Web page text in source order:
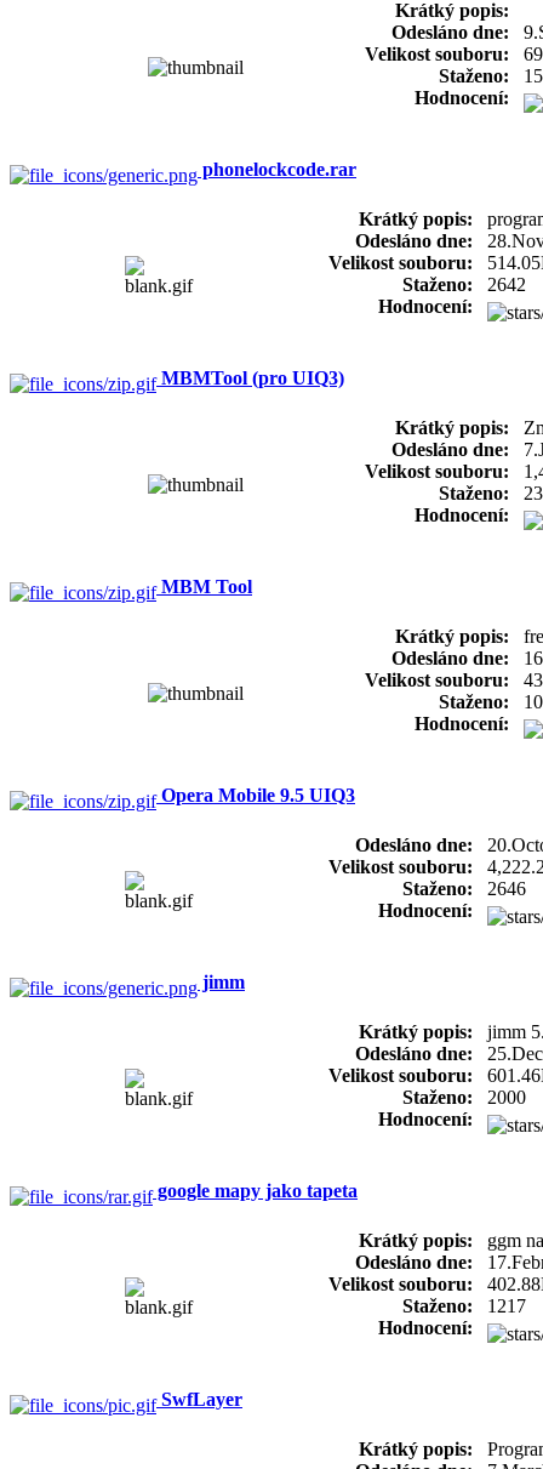
Krátký popis:
Odesláno dne:
Velikost souboru:
Staženo:
Hodnocení:
phonelockcode.rar
Krátký popis:
Odesláno dne:
Velikost souboru:
Staženo:
2642
Hodnocení:
MBMTool (pro UIQ3)
Krátký popis:
Odesláno dne:
Velikost souboru:
Staženo:
Hodnocení:
MBM Tool
Krátký popis:
Odesláno dne:
Velikost souboru:
Staženo:
Hodnocení:
Opera Mobile 9.5 UIQ3
Odesláno dne:
Velikost souboru:
Staženo:
2646
Hodnocení:
jimm
Krátký popis:
jimm
Odesláno dne:
Velikost souboru:
Staženo:
2000
Hodnocení:
google mapy jako tapeta
Krátký popis:
ggm
Odesláno dne:
Velikost souboru:
Staženo:
1217
Hodnocení:
SwfLayer
Krátký popis: